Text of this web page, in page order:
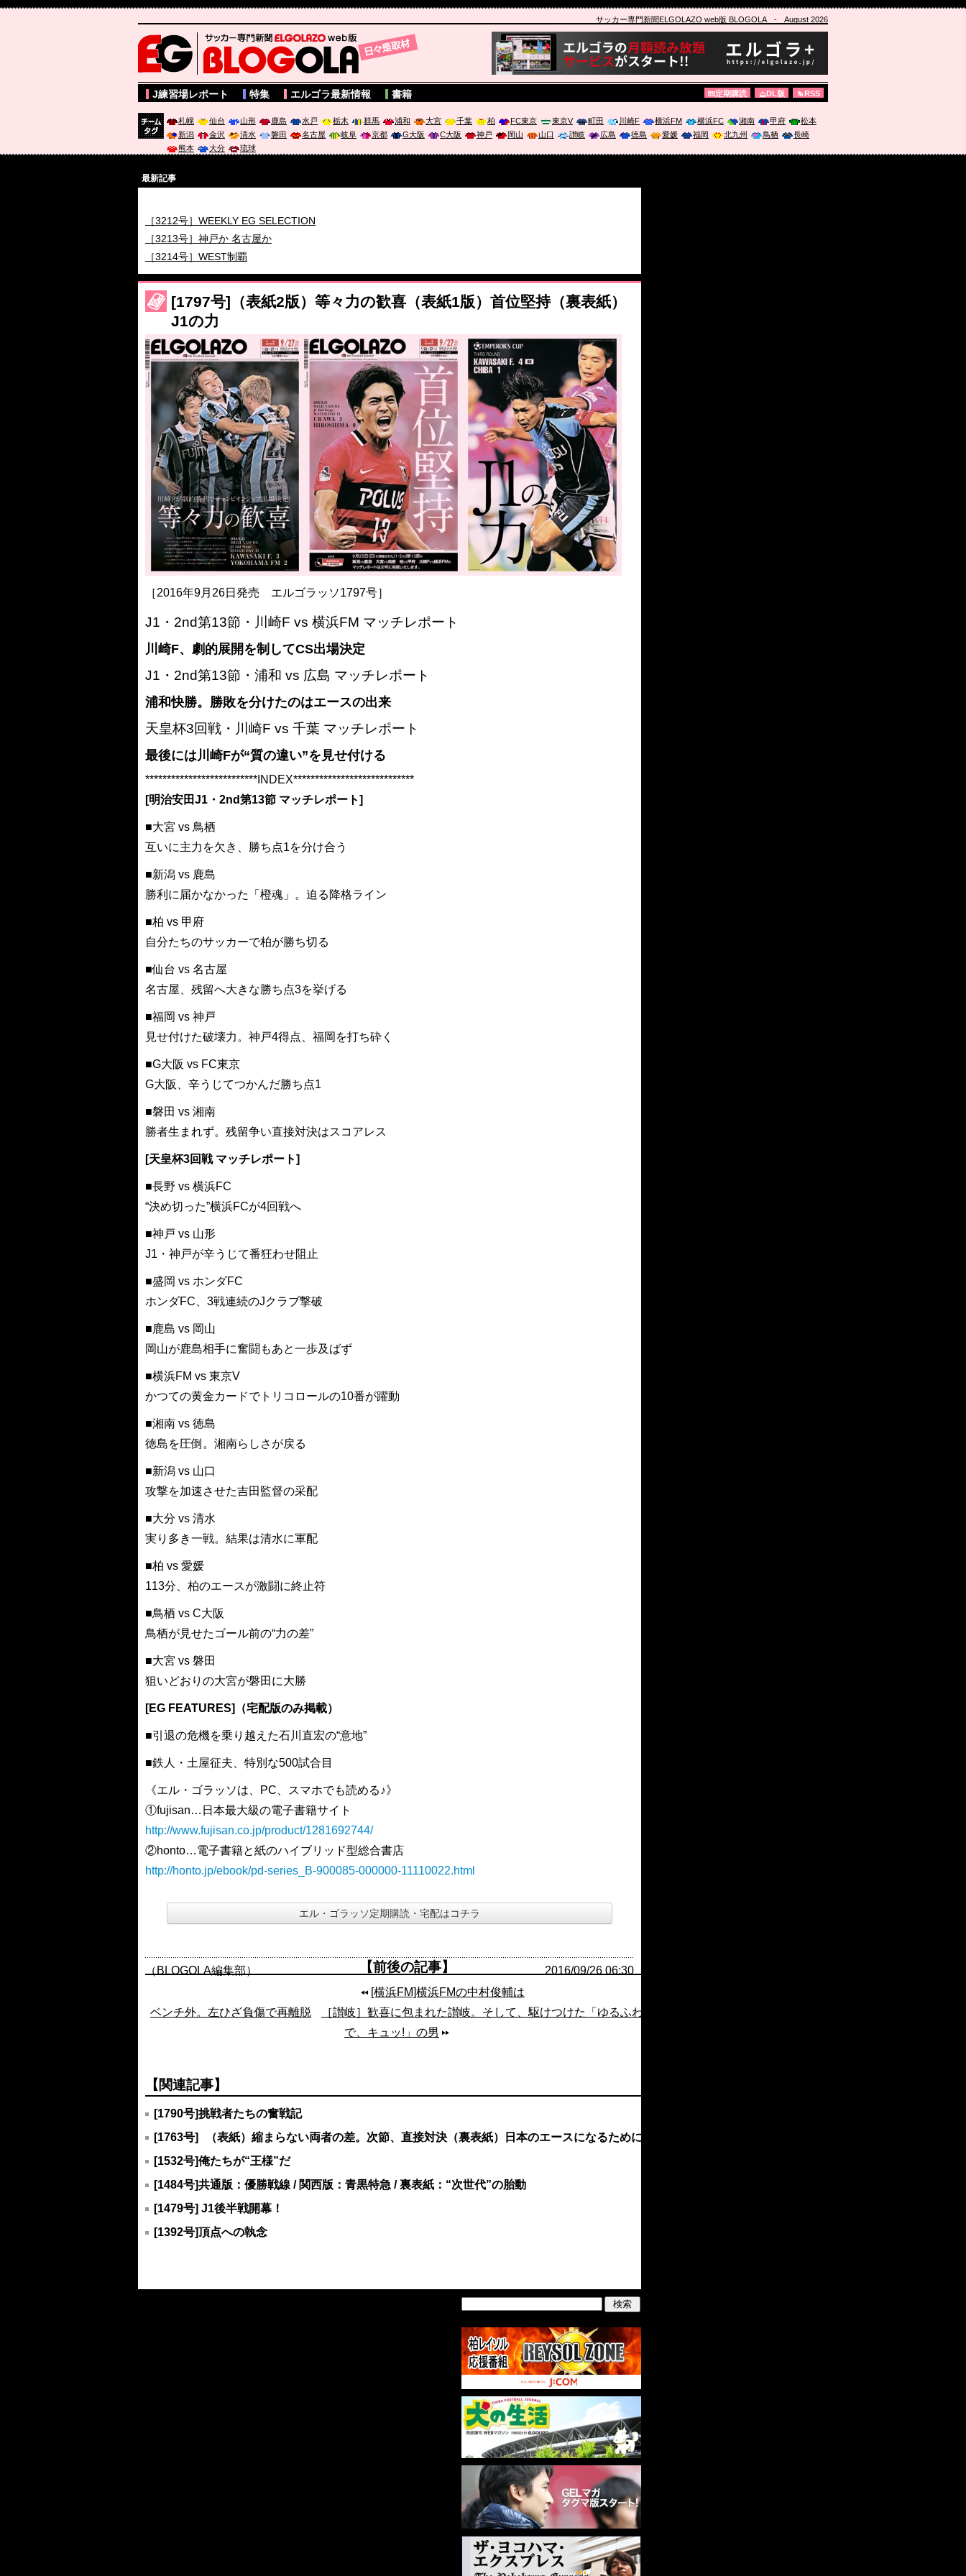
サッカー専門新聞ELGOLAZO web版 BLOGOLA- August 2026
サッカー専門新聞ELGOLAZO web版 BLOGOLA
J練習場レポート 特集 エルゴラ最新情報 書籍 定期購読 DL版 RSS
札幌 仙台 山形 鹿島 水戸 栃木 群馬 浦和 大宮 千葉 柏 FC東京 東京V 町田 川崎F 横浜FM 横浜FC 湘南 甲府
松本
新潟
金沢 清水 磐田 名古屋 岐阜 京都 G大阪 C大阪 神戸 岡山 山口 讃岐 広島 徳島 愛媛 福岡 北九州 鳥栖
長崎
熊本
大分 琉球
最新記事
［3212号］WEEKLY EG SELECTION
［3213号］神戸か 名古屋か
［3214号］WEST制覇
［3215号］WEEKLY EG SELECTION
［3216号］行く末占うラストワン
［3217号］最高の景色へ出国
［3218号］WEEKLY EG SELECTION
［3219号］特別な覇者へ 大逆転か連破か
［3220号］伝説の王者、黄金のシャーレ
[1797号]（表紙2版）等々力の歓喜（表紙1版）首位堅持（裏表紙）
J1の力
［2016年9月26日発売 エルゴラッソ1797号］
J1・2nd第13節・川崎F vs 横浜FM マッチレポート
川崎F、劇的展開を制してCS出場決定
J1・2nd第13節・浦和 vs 広島 マッチレポート
浦和快勝。勝敗を分けたのはエースの出来
天皇杯3回戦・川崎F vs 千葉 マッチレポート
最後には川崎Fが“質の違い”を見せ付ける
**************************INDEX****************************
[明治安田J1・2nd第13節 マッチレポート]
■大宮 vs 鳥栖
互いに主力を欠き、勝ち点1を分け合う
■新潟 vs 鹿島
勝利に届かなかった「橙魂」。迫る降格ライン
■柏 vs 甲府
自分たちのサッカーで柏が勝ち切る
■仙台 vs 名古屋
名古屋、残留へ大きな勝ち点3を挙げる
■福岡 vs 神戸
見せ付けた破壊力。神戸4得点、福岡を打ち砕く
■G大阪 vs FC東京
G大阪、辛うじてつかんだ勝ち点1
■磐田 vs 湘南
勝者生まれず。残留争い直接対決はスコアレス
[天皇杯3回戦 マッチレポート]
■長野 vs 横浜FC
“決め切った”横浜FCが4回戦へ
■神戸 vs 山形
J1・神戸が辛うじて番狂わせ阻止
■盛岡 vs ホンダFC
ホンダFC、3戦連続のJクラブ撃破
■鹿島 vs 岡山
岡山が鹿島相手に奮闘もあと一歩及ばず
■横浜FM vs 東京V
かつての黄金カードでトリコロールの10番が躍動
■湘南 vs 徳島
徳島を圧倒。湘南らしさが戻る
■新潟 vs 山口
攻撃を加速させた吉田監督の采配
■大分 vs 清水
実り多き一戦。結果は清水に軍配
■柏 vs 愛媛
113分、柏のエースが激闘に終止符
■鳥栖 vs C大阪
鳥栖が見せたゴール前の“力の差”
■大宮 vs 磐田
狙いどおりの大宮が磐田に大勝
[EG FEATURES]（宅配版のみ掲載）
■引退の危機を乗り越えた石川直宏の“意地”
■鉄人・土屋征夫、特別な500試合目
《エル・ゴラッソは、PC、スマホでも読める♪》
①fujisan…日本最大級の電子書籍サイト
http://www.fujisan.co.jp/product/1281692744/
②honto…電子書籍と紙のハイブリッド型総合書店
http://honto.jp/ebook/pd-series_B-900085-000000-11110022.html
エル・ゴラッソ定期購読・宅配はコチラ
（BLOGOLA編集部） 2016/09/26 06:30
【前後の記事】
[横浜FM]横浜FMの中村俊輔は
ベンチ外。左ひざ負傷で再離脱
［讃岐］歓喜に包まれた讃岐。そして、駆けつけた「ゆるふわ
で、キュッ!」の男
【関連記事】
[1790号]挑戦者たちの奮戦記
[1763号] （表紙）縮まらない両者の差。次節、直接対決（裏表紙）日本のエースになるために
[1532号]俺たちが“王様”だ
[1484号]共通版：優勝戦線 / 関西版：青黒特急 / 裏表紙：“次世代”の胎動
[1479号] J1後半戦開幕！
[1392号]頂点への執念